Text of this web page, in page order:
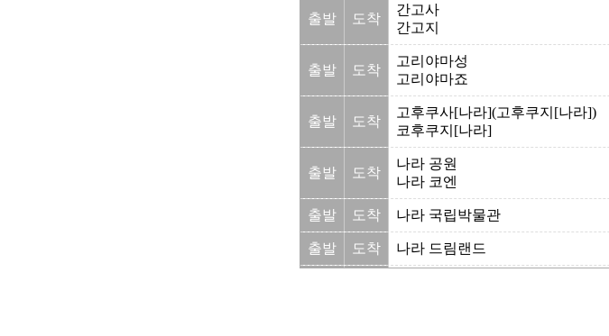
출발 도착
간고사
간고지
출발 도착
고리야마성
고리야마죠
출발 도착
고후쿠사[나라](고후쿠지[나라])
코후쿠지[나라]
출발 도착
나라 공원
나라 코엔
출발 도착 나라 국립박물관
출발 도착 나라 드림랜드